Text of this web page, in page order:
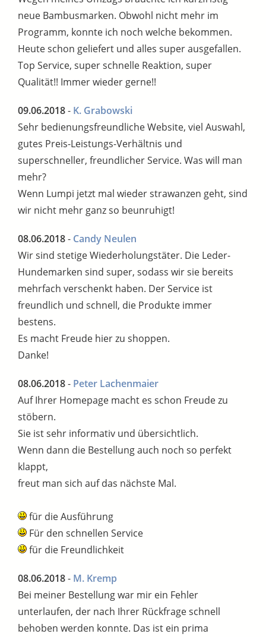
neue Bambusmarken. Obwohl nicht mehr im
Programm, konnte ich noch welche bekommen.
Heute schon geliefert und alles super ausgefallen.
Top Service, super schnelle Reaktion, super
Qualität!! Immer wieder gerne!!
09.06.2018- K. Grabowski
Sehr bedienungsfreundliche Website, viel Auswahl,
gutes Preis-Leistungs-Verhältnis und
superschneller, freundlicher Service. Was will man
mehr?
Wenn Lumpi jetzt mal wieder strawanzen geht, sind
wir nicht mehr ganz so beunruhigt!
08.06.2018- Candy Neulen
Wir sind stetige Wiederholungstäter. Die Leder-
Hundemarken sind super, sodass wir sie bereits
mehrfach verschenkt haben. Der Service ist
freundlich und schnell, die Produkte immer
bestens.
Es macht Freude hier zu shoppen.
Danke!
08.06.2018- Peter Lachenmaier
Auf Ihrer Homepage macht es schon Freude zu
stöbern.
Sie ist sehr informativ und übersichtlich.
Wenn dann die Bestellung auch noch so perfekt
klappt,
freut man sich auf das nächste Mal.
für die Ausführung
Für den schnellen Service
für die Freundlichkeit
08.06.2018- M. Kremp
Bei meiner Bestellung war mir ein Fehler
unterlaufen, der nach Ihrer Rückfrage schnell
behoben werden konnte. Das ist ein prima